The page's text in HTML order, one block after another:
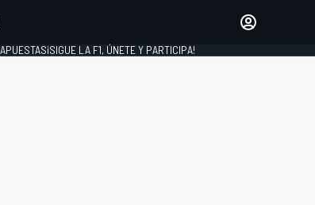
APUESTAS¡SIGUE LA F1, ÚNETE Y PARTICIPA!